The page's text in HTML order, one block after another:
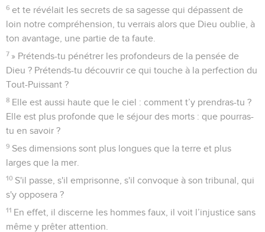
6 et te révélait les secrets de sa sagesse qui dépassent de
loin notre compréhension, tu verrais alors que Dieu oublie, à
ton avantage, une partie de ta faute.
7 » Prétends-tu pénétrer les profondeurs de la pensée de
Dieu ? Prétends-tu découvrir ce qui touche à la perfection du
Tout-Puissant ?
8 Elle est aussi haute que le ciel : comment t’y prendras-tu ?
Elle est plus profonde que le séjour des morts : que pourras-
tu en savoir ?
9 Ses dimensions sont plus longues que la terre et plus
larges que la mer.
10 S'il passe, s'il emprisonne, s'il convoque à son tribunal, qui
s'y opposera ?
11 En effet, il discerne les hommes faux, il voit l’injustice sans
même y prêter attention.